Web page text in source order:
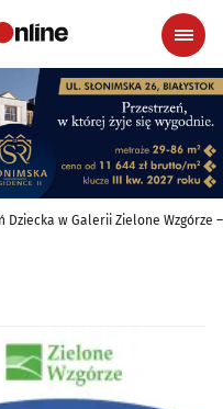
Dziecka w Galerii Zielone Wzgórze